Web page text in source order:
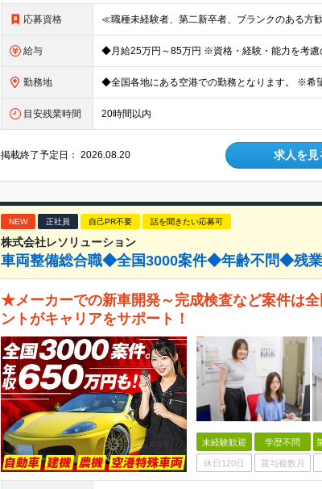
応募資格
給与
勤務地
目安残業時間 20時間以内
掲載終了予定日：2026.08.20 求人を見
NEW 正社員 自己PR不要 話を聞きたい応募可
株式会社レソリューション
車両整備総合職◆全国3000案件◆年齢不問◆残
★メーカーでの新車開発～完成検査など案件は
ントがキャリアをサポート！
未経験歓迎 学歴不問
休日120日 賞与複数月